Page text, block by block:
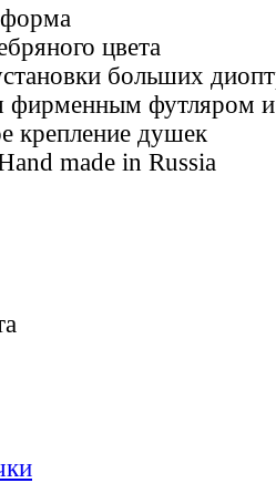
цвета
больших
фирменным футляром
крепление душек
made in Russia